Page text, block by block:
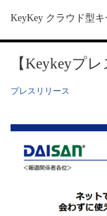
KeyKey クラウド型
【Keykeyプ
プレスリリース